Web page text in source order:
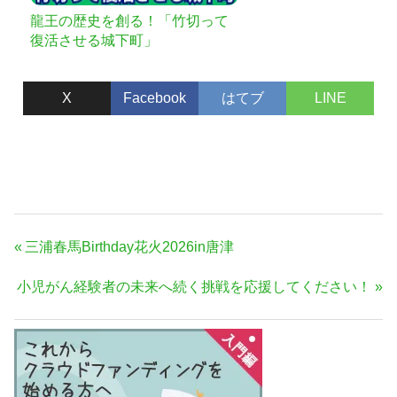
龍王の歴史を創る！「竹切って
復活させる城下町」
X Facebook はてブ LINE
投
ナ
ビ
ゲ
ー
シ
前
記
三浦春馬Birthday花火2026in唐津
次
記
事:
小児がん経験者の未来へ続く挑戦を応援してください！